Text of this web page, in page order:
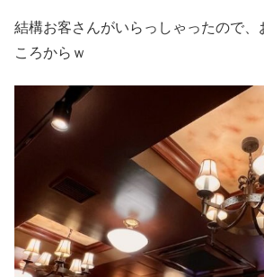
結構お客さんがいらっしゃったので、
ころからｗ